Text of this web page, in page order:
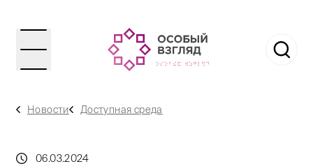
Новости Доступная среда
06.03.2024